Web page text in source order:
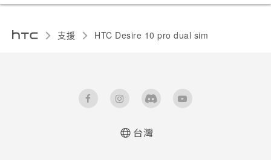
支援 HTC Desire 10 pro dual sim‎
台灣